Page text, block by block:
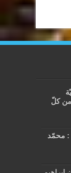
من كلّ
: محمّد